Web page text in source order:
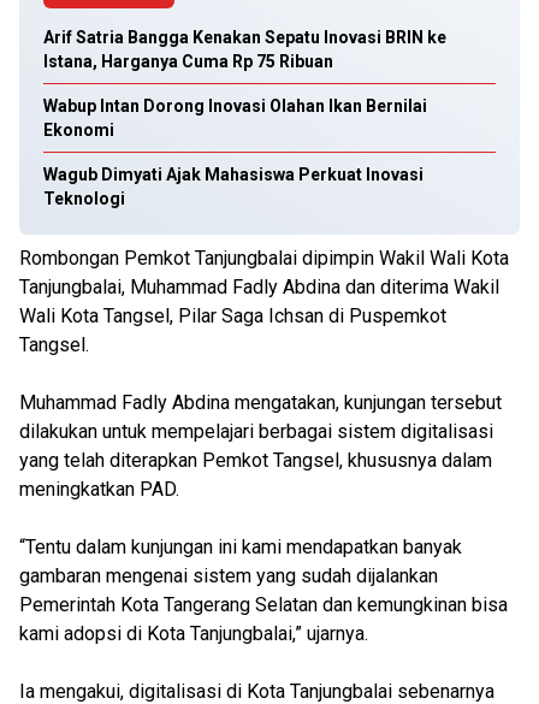
Arif Satria Bangga Kenakan Sepatu Inovasi BRIN ke
Istana, Harganya Cuma Rp 75 Ribuan
Wabup Intan Dorong Inovasi Olahan Ikan Bernilai
Ekonomi
Wagub Dimyati Ajak Mahasiswa Perkuat Inovasi
Teknologi
Rombongan Pemkot Tanjungbalai dipimpin Wakil Wali Kota
Tanjungbalai, Muhammad Fadly Abdina dan diterima Wakil
Wali Kota Tangsel, Pilar Saga Ichsan di Puspemkot
Tangsel.
Muhammad Fadly Abdina mengatakan, kunjungan tersebut
dilakukan untuk mempelajari berbagai sistem digitalisasi
yang telah diterapkan Pemkot Tangsel, khususnya dalam
meningkatkan PAD.
“Tentu dalam kunjungan ini kami mendapatkan banyak
gambaran mengenai sistem yang sudah dijalankan
Pemerintah Kota Tangerang Selatan dan kemungkinan bisa
kami adopsi di Kota Tanjungbalai,” ujarnya.
Ia mengakui, digitalisasi di Kota Tanjungbalai sebenarnya